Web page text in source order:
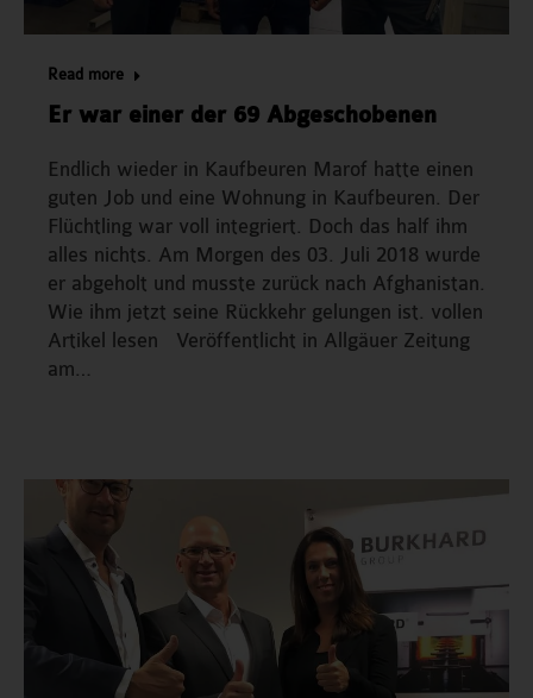
Er war einer der 69 Abgeschobenen
Endlich wieder in Kaufbeuren Marof hatte einen
guten Job und eine Wohnung in Kaufbeuren. Der
Flüchtling war voll integriert. Doch das half ihm
alles nichts. Am Morgen des 03. Juli 2018 wurde
er abgeholt und musste zurück nach Afghanistan.
Wie ihm jetzt seine Rückkehr gelungen ist. vollen
Artikel lesen Veröffentlicht in Allgäuer Zeitung
am…
Read more